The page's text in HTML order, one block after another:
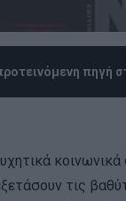
πηγή
κοινωνικά
τις